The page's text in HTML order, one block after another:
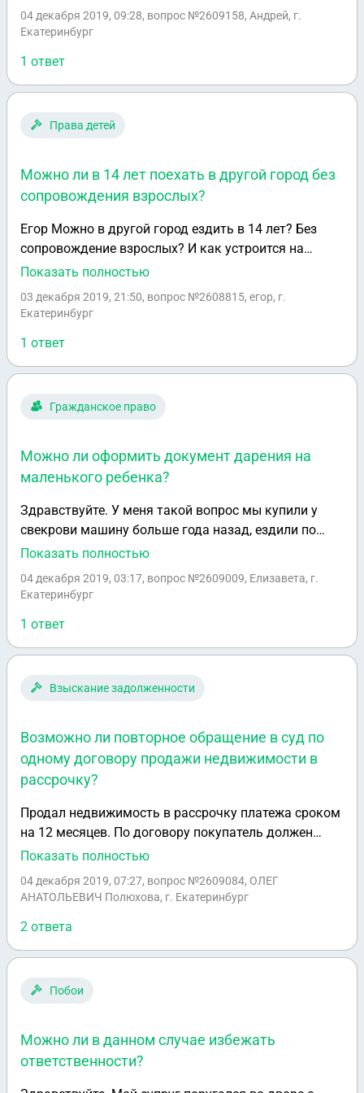
в которой не посредственно нарушены условия
04 декабря 2019, 09:28, вопрос №2609158, Андрей, г.
Екатеринбург
1 ответ
Права детей
Можно ли в 14 лет поехать в другой город без
сопровождения взрослых?
Егор Можно в другой город ездить в 14 лет? Без
сопровождение взрослых? И как устроится на
работу ? Можно в другой город ездить в 14 лет? Без
работу ?
Показать полностью
03 декабря 2019, 21:50, вопрос №2608815, егор, г.
Екатеринбург
1 ответ
Гражданское право
Можно ли оформить документ дарения на
маленького ребенка?
Здравствуйте. У меня такой вопрос мы купили у
свекрови машину больше года назад, ездили по
страховке не переоформляли документы, не давно
случае можно сделать? И можно ли сделать
Показать полностью
04 декабря 2019, 03:17, вопрос №2609009, Елизавета, г.
Екатеринбург
1 ответ
Взыскание задолженности
Возможно ли повторное обращение в суд по
одному договору продажи недвижимости в
рассрочку?
Продал недвижимость в рассрочку платежа сроком
на 12 месяцев. По договору покупатель должен
платить ежемесячно. Прошло 4 месяца не
в суд о взыскании суммы за 4 месяца и повторно по
Показать полностью
04 декабря 2019, 07:27, вопрос №2609084, ОЛЕГ
АНАТОЛЬЕВИЧ Полюхова, г. Екатеринбург
2 ответа
Побои
Можно ли в данном случае избежать
ответственности?